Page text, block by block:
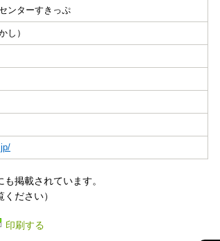
ンターすきっぷ
）
掲載されています。
ください）
印刷する